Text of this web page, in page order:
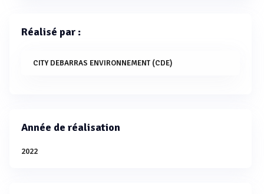
Réalisé par :
CITY DEBARRAS ENVIRONNEMENT (CDE)
Année de réalisation
2022